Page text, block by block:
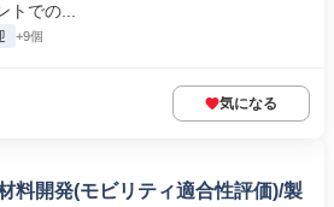
トでの...
+9個
気になる
料開発(モビリティ適合性評価)/製